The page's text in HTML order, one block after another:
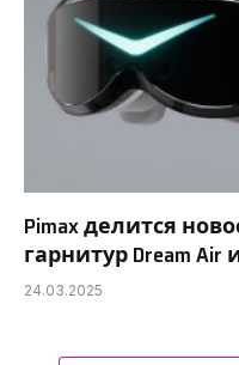
Pimax делится
гарнитур Dream Air
24.03.2025